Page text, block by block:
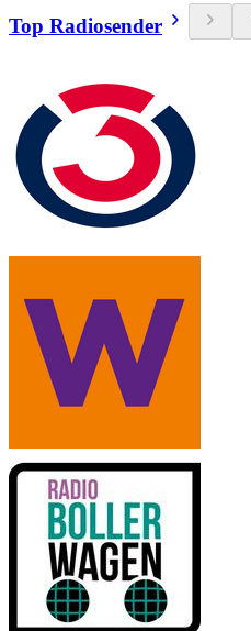
Top Radiosender